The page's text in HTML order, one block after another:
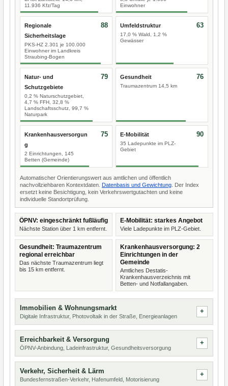
11.936 Kfz/Tag
Einwohner
Regionale
Sicherheitslage
PKS-HZ 2.301 je 100.000
Einwohner im Landkreis
Straubing-Bogen
88 Umfeldstruktur
17,0 % Wald, 1,2 %
Gewässer
63
Natur- und
Schutzgebiete
0,2 % Naturschutzgebiet,
4,7 % FFH, 32,8 %
Landschaftsschutz, 99,7 %
Naturpark
79 Gesundheit
Traumazentrum 14,5 km
76
Krankenhausversorgun
g
2 Einrichtungen, 145
Betten (Gemeinde)
75 E-Mobilität
35 Ladepunkte im PLZ-
Gebiet
90
Automatischer Orientierungswert aus amtlichen und öffentlich
nachvollziehbaren Kontextdaten. Datenbasis und Gewichtung . Der Index
ersetzt keine Besichtigung, kein Verkehrswertgutachten und keine
individuelle Standortprüfung.
ÖPNV: eingeschränkt fußläufig
Nächste Station über 1 km entfernt.
E-Mobilität: starkes Angebot
Viele Ladepunkte im PLZ-Gebiet.
Gesundheit: Traumazentrum
regional erreichbar
Das nächste Traumazentrum liegt
bis 15 km entfernt.
Krankenhausversorgung: 2
Einrichtungen in der
Gemeinde
Amtliches Destatis-
Krankenhausverzeichnis mit
Betten- und Notfallangaben.
Immobilien & Wohnungsmarkt
Digitale Infrastruktur, Photovoltaik in der Straße, Energieanlagen
Erreichbarkeit & Versorgung
ÖPNV-Anbindung, Ladeinfrastruktur, Gesundheitsversorgung
Verkehr, Sicherheit & Lärm
Bundesfernstraßen-Verkehr, Hafenumfeld, Motorisierung